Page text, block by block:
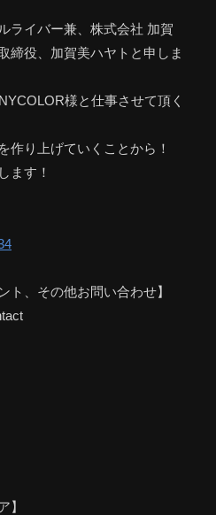
ライバー兼、株式会社 加賀
締役、加賀美ハヤトと申しま
様と仕事させて頂く
作り上げていくことから！
ます！
ト、その他お問い合わせ】
】